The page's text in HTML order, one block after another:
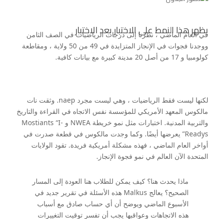
يظهر هذا النمط على الاختبار بعد الاختبار
في العام الماضي ، نظرنا إلى درجات الرياضيات في الصف الثامن
ووجدنا فجوات في الإنجاز المتزايدة في 49 من 50 ولاية ، ومقاطعة
كولومبيا و 17 من أصل 20 مدينة كبيرة مع بيانات كافية.
لكنها ليست فقط الرياضيات ، وهي ليست مجرد naep. وثقت نات
مالكوس المعهد الأمريكي للمؤسسة نفس الاتجاه في القراءة والتاريخ
والتربية المدنية. اختبارات مثل نمو خريطة NWEA و Mostiants “I-
Readys” يعرضها أيضًا. وكما وجدت مالكوس في قطعة صدرت في
أواخر العام الماضي ، فهذه مشكلة أمريكية فريدة. تقود الولايات
المتحدة الآن العالم في نمو فجوة الإنجاز.
ماذا يحدث هنا؟ كيف يمكن للطلاب هنا العودة إلى المسار
الصحيح؟ يعالج Malkus هذه الأسئلة في تقرير جديد في
الأسبوع الماضي ويوضح أن أي حساب صادق مع أسباب
هذه الاتجاهات وعواقبها يجب أن تفسر توقيت التغييرات